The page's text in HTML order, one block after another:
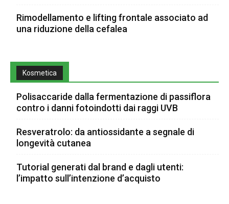
Rimodellamento e lifting frontale associato ad
una riduzione della cefalea
Kosmetica
Polisaccaride dalla fermentazione di passiflora
contro i danni fotoindotti dai raggi UVB
Resveratrolo: da antiossidante a segnale di
longevità cutanea
Tutorial generati dal brand e dagli utenti:
l’impatto sull’intenzione d’acquisto